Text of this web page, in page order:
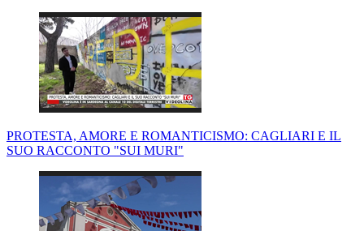
PROTESTA, AMORE E ROMANTICISMO: CAGLIARI E IL
SUO RACCONTO "SUI MURI"